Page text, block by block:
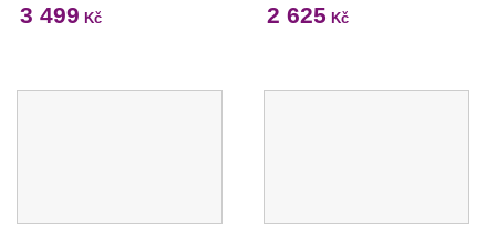
3 499 Kč 2 625 Kč